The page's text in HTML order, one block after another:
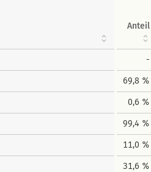
Anteil
-
69,8 %
0,6 %
99,4 %
11,0 %
31,6 %